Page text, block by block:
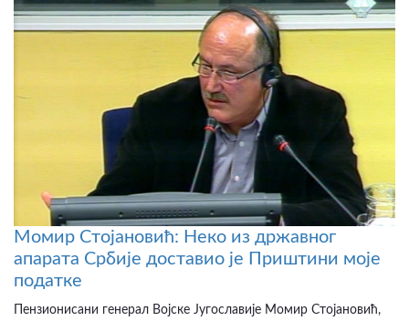
Момир Стојановић: Неко из државног
апарата Србије доставио је Приштини моје
податке
Пензионисани генерал Војске Југославије Момир Стојановић,